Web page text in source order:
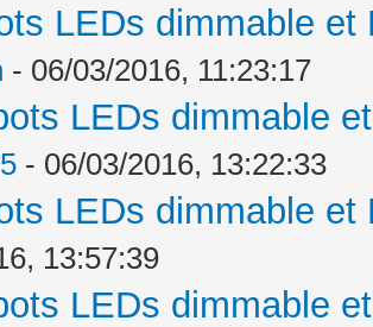
LEDs dimmable
- 06/03/2016, 11:23:17
LEDs dimmable
- 06/03/2016, 13:22:33
LEDs dimmable
13:57:39
LEDs dimmable